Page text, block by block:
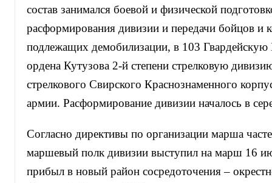
состав занимался боевой и физической
расформирования дивизии и передачи бойцов и
подлежащих демобилизации, в 103
ордена Кутузова 2-й степени стрелковую
стрелкового Свирского Краснознаменного
армии. Расформирование дивизии началось в
Согласно директивы по организации марша
маршевый полк дивизии выступил на марш 16
прибыл в новый район сосредоточения –